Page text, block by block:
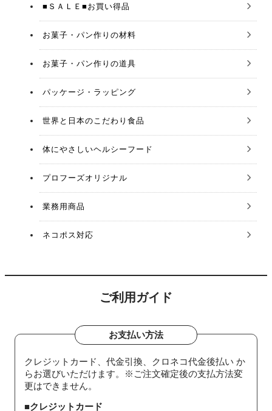
■ＳＡＬＥ■お買い得品
お菓子・パン作りの材料
お菓子・パン作りの道具
パッケージ・ラッピング
世界と日本のこだわり食品
体にやさしいヘルシーフード
プロフーズオリジナル
業務用商品
ネコポス対応
ご利用ガイド
お支払い方法
クレジットカード、代金引換、クロネコ代金後払い か
らお選びいただけます。※ご注文確定後の支払方法変
更はできません。
■クレジットカード